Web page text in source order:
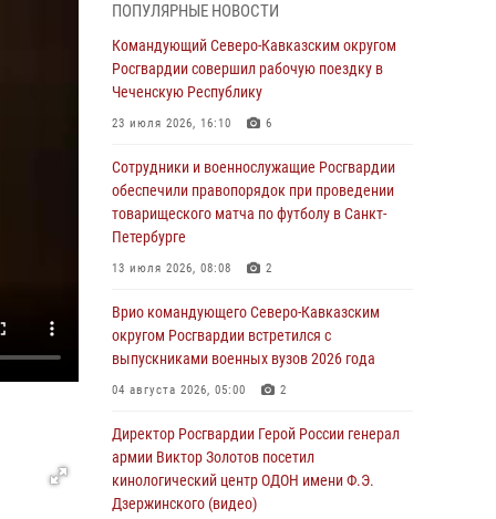
Росгвардейцы провели выставку вооружения
для участников сбора «Гвардеец» в Пензе
(видео)
06 августа 2026, 12:00
В Курске росгвардейцы приняли участие в
митинге, посвященном второй годовщине
вторжения ВСУ на территорию области
06 августа 2026, 11:56
задержал правонарушителя, угрожавшего
подростку травматическим пистолетом
06 августа 2026, 11:33 1
ликвидирована крупная нарколаборатория
06 августа 2026, 11:27
В Москве росгвардейцы задержали троих
ПОПУЛЯРНЫЕ НОВОСТИ
Командующий Северо-Кавказским округом
Росгвардии совершил рабочую поездку в
Чеченскую Республику
23 июля 2026, 16:10 6
Сотрудники и военнослужащие Росгвардии
обеспечили правопорядок при проведении
товарищеского матча по футболу в Санкт-
Петербурге
13 июля 2026, 08:08 2
Врио командующего Северо-Кавказским
округом Росгвардии встретился с
выпускниками военных вузов 2026 года
04 августа 2026, 05:00 2
Директор Росгвардии Герой России генерал
армии Виктор Золотов посетил
кинологический центр ОДОН имени Ф.Э.
Дзержинского (видео)